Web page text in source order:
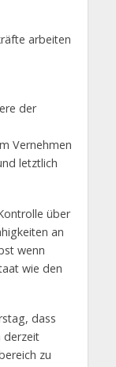
arbeiten
der
Vernehmen
letztlich
über
an
wenn
wie den
dass
derzeit
zu